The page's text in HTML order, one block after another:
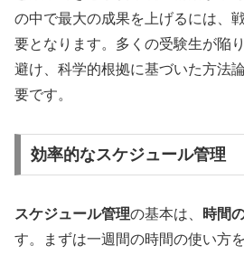
の中で最大の成果を上げるには、
要となります。多くの受験生が陥
避け、科学的根拠に基づいた方法
要です。
効率的なスケジュール管理
スケジュール管理の基本は、 時間
す。まずは一週間の時間の使い方